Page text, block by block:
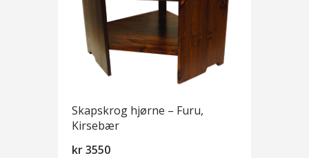
Skapskrog hjørne – Furu,
Kirsebær
kr3550